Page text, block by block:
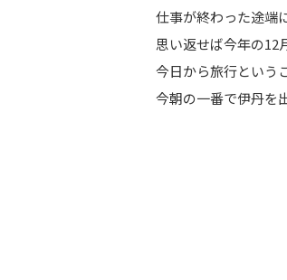
仕事が終わった途端
思い返せば今年の12
今日から旅行という
今朝の一番で伊丹を